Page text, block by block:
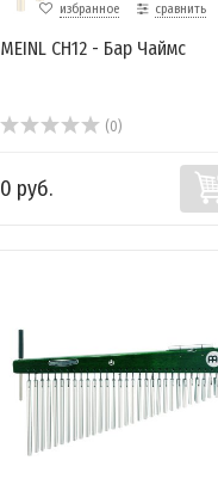
избранное сравнить
MEINL CH12 - Бар Чаймс
(0)
0 руб.